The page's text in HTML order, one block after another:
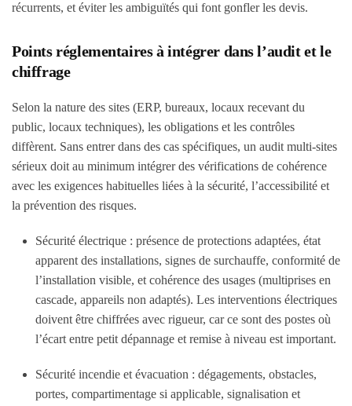
récurrents, et éviter les ambiguïtés qui font gonfler les devis.
Points réglementaires à intégrer dans l’audit et le
chiffrage
Selon la nature des sites (ERP, bureaux, locaux recevant du
public, locaux techniques), les obligations et les contrôles
diffèrent. Sans entrer dans des cas spécifiques, un audit multi-sites
sérieux doit au minimum intégrer des vérifications de cohérence
avec les exigences habituelles liées à la sécurité, l’accessibilité et
la prévention des risques.
Sécurité électrique : présence de protections adaptées, état
apparent des installations, signes de surchauffe, conformité de
l’installation visible, et cohérence des usages (multiprises en
cascade, appareils non adaptés). Les interventions électriques
doivent être chiffrées avec rigueur, car ce sont des postes où
l’écart entre petit dépannage et remise à niveau est important.
Sécurité incendie et évacuation : dégagements, obstacles,
portes, compartimentage si applicable, signalisation et